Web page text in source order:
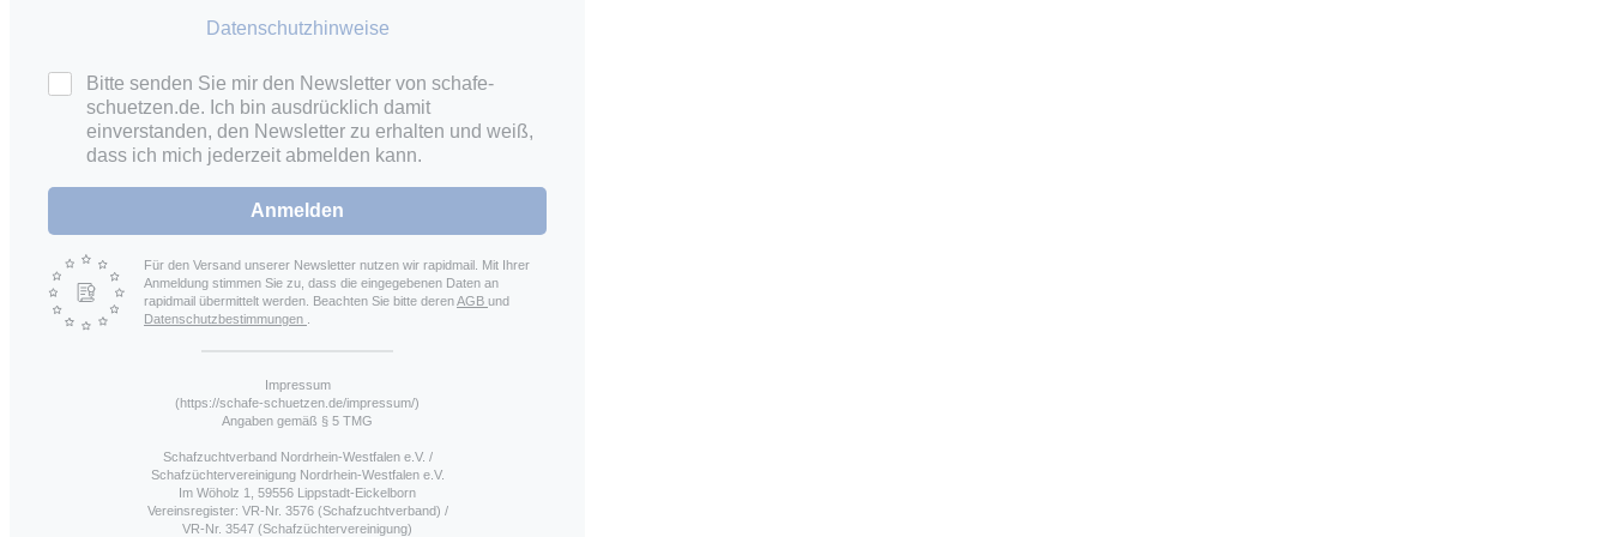
Datenschutzhinweise
Bitte senden Sie mir den Newsletter von schafe-
schuetzen.de. Ich bin ausdrücklich damit
einverstanden, den Newsletter zu erhalten und weiß,
dass ich mich jederzeit abmelden kann.
Anmelden
Für den Versand unserer Newsletter nutzen wir rapidmail. Mit Ihrer
Anmeldung stimmen Sie zu, dass die eingegebenen Daten an
rapidmail übermittelt werden. Beachten Sie bitte derenAGB und
Datenschutzbestimmungen
Impressum
(https://schafe-schuetzen.de/impressum/)
Angaben gemäß § 5 TMG
Schafzuchtverband Nordrhein-Westfalen e.V. /
Schafzüchtervereinigung Nordrhein-Westfalen e.V.
Im Wöholz 1, 59556 Lippstadt-Eickelborn
Vereinsregister: VR-Nr. 3576 (Schafzuchtverband) /
VR-Nr. 3547 (Schafzüchtervereinigung)